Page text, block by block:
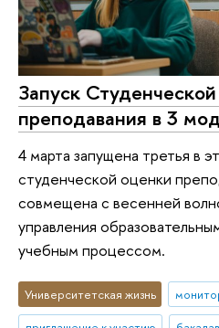
Запуск
преподавания в 3
4 марта запущена третья в
студенческой оценки
совмещена с весенней
управления
учебным процессом.
Университетская жизнь